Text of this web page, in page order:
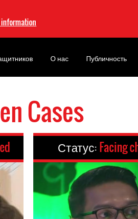
Cases
Статус: Facing
О нас Публичность